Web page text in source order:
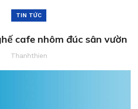
TIN TỨC
cafe nhôm đúc sân vườn
Thanhthien